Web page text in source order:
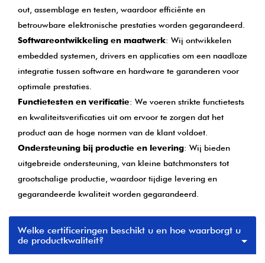
out, assemblage en testen, waardoor efficiënte en
betrouwbare elektronische prestaties worden gegarandeerd.
Softwareontwikkeling en maatwerk: Wij ontwikkelen
embedded systemen, drivers en applicaties om een ​​naadloze
integratie tussen software en hardware te garanderen voor
optimale prestaties.
Functietesten en verificatie: We voeren strikte functietests
en kwaliteitsverificaties uit om ervoor te zorgen dat het
product aan de hoge normen van de klant voldoet.
Ondersteuning bij productie en levering: Wij bieden
uitgebreide ondersteuning, van kleine batchmonsters tot
grootschalige productie, waardoor tijdige levering en
gegarandeerde kwaliteit worden gegarandeerd.
Welke certificeringen beschikt u en hoe waarborgt u
de productkwaliteit?